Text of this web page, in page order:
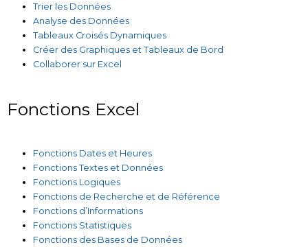
Trier les Données
Analyse des Données
Tableaux Croisés Dynamiques
Créer des Graphiques et Tableaux de Bord
Collaborer sur Excel
Fonctions Excel
Fonctions Dates et Heures
Fonctions Textes et Données
Fonctions Logiques
Fonctions de Recherche et de Référence
Fonctions d’Informations
Fonctions Statistiques
Fonctions des Bases de Données